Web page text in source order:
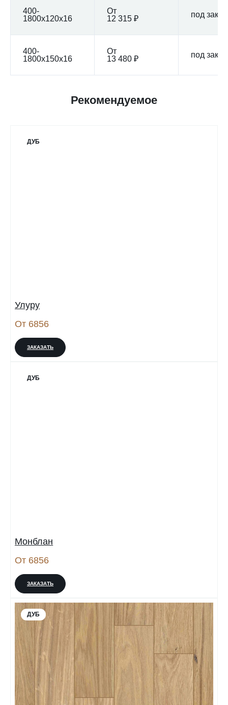
400-
1800x120x16
От
12 315 ₽
под заказ
400-
1800x150x16
От
13 480 ₽
под заказ
Рекомендуемое
ДУБ
Улуру
От 6856
ЗАКАЗАТЬ
ДУБ
Монблан
От 6856
ЗАКАЗАТЬ
ДУБ